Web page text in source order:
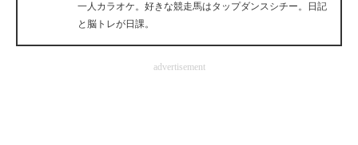
IT製品の技術・比較・事例
製造業のIT導入・活用を支援
一人カラオケ。好きな競走馬はタップダンスシチー。日記
と脳トレが日課。
advertisement